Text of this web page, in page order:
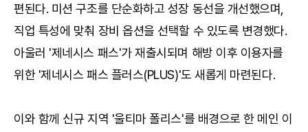
편된다. 미션 구조를 단순화하고 성장 동선을 개선했으며,
직업 특성에 맞춰 장비 옵션을 선택할 수 있도록 변경했다.
아울러 '제네시스 패스'가 재출시되며 해방 이후 이용자를
위한 '제네시스 패스 플러스(PLUS)'도 새롭게 마련된다.
이와 함께 신규 지역 '울티마 폴리스'를 배경으로 한 메인 이